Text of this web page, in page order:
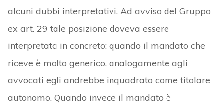
alcuni dubbi interpretativi. Ad avviso del Gruppo
ex art. 29 tale posizione doveva essere
interpretata in concreto: quando il mandato che
riceve è molto generico, analogamente agli
avvocati egli andrebbe inquadrato come titolare
autonomo. Quando invece il mandato è